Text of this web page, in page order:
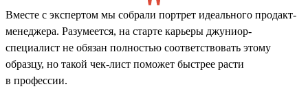
Вместе с экспертом мы собрали портрет идеального продакт-
менеджера. Разумеется, на старте карьеры джуниор-
специалист не обязан полностью соответствовать этому
образцу, но такой чек-лист поможет быстрее расти
в профессии.